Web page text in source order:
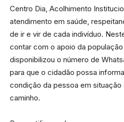
Centro Dia, Acolhimento
atendimento em saúde,
de ir e vir de cada indivíduo.
contar com o apoio da
disponibilizou o número de
para que o cidadão possa
condição da pessoa em situação
caminho.